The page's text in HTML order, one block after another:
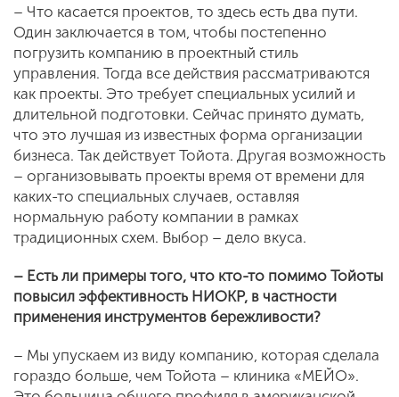
– Что касается проектов, то здесь есть два пути.
Один заключается в том, чтобы постепенно
погрузить компанию в проектный стиль
управления. Тогда все действия рассматриваются
как проекты. Это требует специальных усилий и
длительной подготовки. Сейчас принято думать,
что это лучшая из известных форма организации
бизнеса. Так действует Тойота. Другая возможность
– организовывать проекты время от времени для
каких-то специальных случаев, оставляя
нормальную работу компании в рамках
традиционных схем. Выбор – дело вкуса.
– Есть ли примеры того, что кто-то помимо Тойоты
повысил эффективность НИОКР, в частности
применения инструментов бережливости?
– Мы упускаем из виду компанию, которая сделала
гораздо больше, чем Тойота – клиника «МЕЙО».